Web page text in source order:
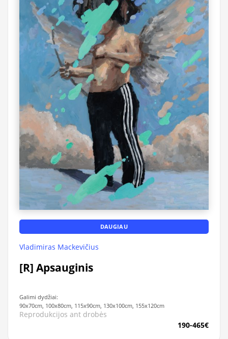
DAUGIAU
Vladimiras Mackevičius
[R] Apsauginis
Galimi dydžiai:
90x70cm, 100x80cm, 115x90cm, 130x100cm, 155x120cm
Reprodukcijos ant drobės
190-465€